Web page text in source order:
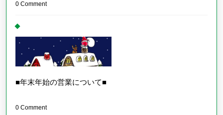
0 Comment
■年末年始の営業について■
0 Comment